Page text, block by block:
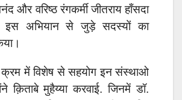
और वरिष्ठ रंगकर्मी जीतराय हाँसदा
अभियान से जुड़े सदस्यों का
क्रम में विशेष से सहयोग इन संस्थाओ
क़िताबे मुहैय्या करवाई. जिनमें डॉ.